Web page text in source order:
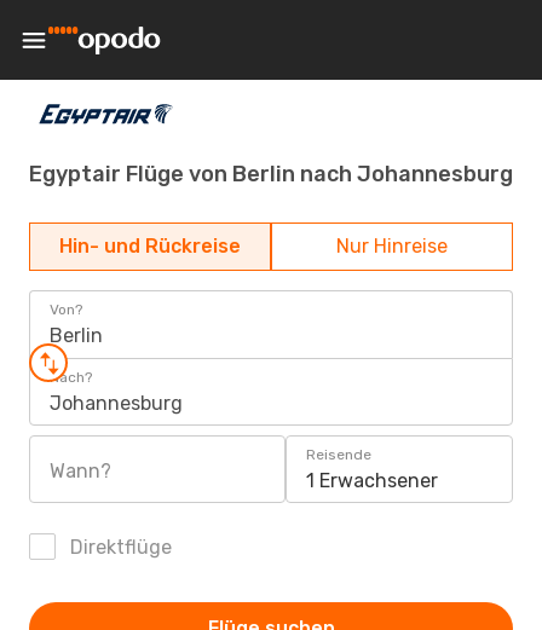
Egyptair Flüge von Berlin nach Johannesburg
Hin- und Rückreise Nur Hinreise
Von?
Berlin
Nach?
Johannesburg
Wann?
Reisende
1 Erwachsener
Direktflüge